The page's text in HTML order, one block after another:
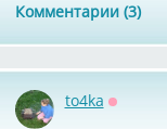
Комментарии (3)
to4ka